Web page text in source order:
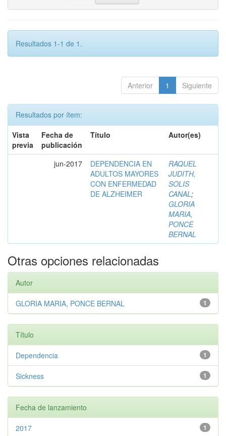
Resultados 1-1 de 1.
Anterior 1 Siguiente
Resultados por ítem:
Vista
previa
Fecha de
publicación
Título Autor(es)
jun-2017
DEPENDENCIA EN
ADULTOS MAYORES
CON ENFERMEDAD
DE ALZHEIMER
RAQUEL
JUDITH,
SOLIS
CANAL;
GLORIA
MARIA,
PONCE
BERNAL
Otras opciones relacionadas
Autor
1
GLORIA MARIA, PONCE BERNAL
Título
1
Dependencia
1
Sickness
Fecha de lanzamiento
1
2017